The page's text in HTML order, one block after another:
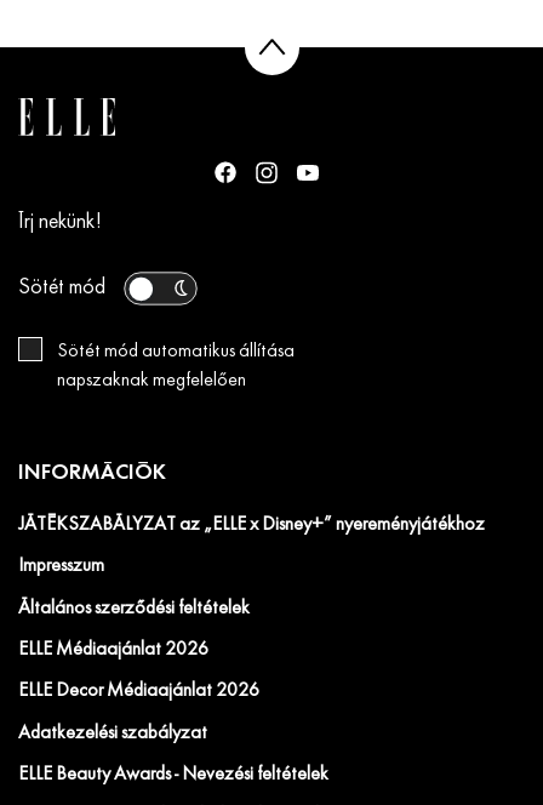
Írj nekünk!
Sötét mód
Sötét mód automatikus állítása
napszaknak megfelelően
INFORMÁCIÓK
JÁTÉKSZABÁLYZAT az „ELLE x Disney+” nyereményjátékhoz
Impresszum
Általános szerződési feltételek
ELLE Médiaajánlat 2026
ELLE Decor Médiaajánlat 2026
Adatkezelési szabályzat
ELLE Beauty Awards - Nevezési feltételek